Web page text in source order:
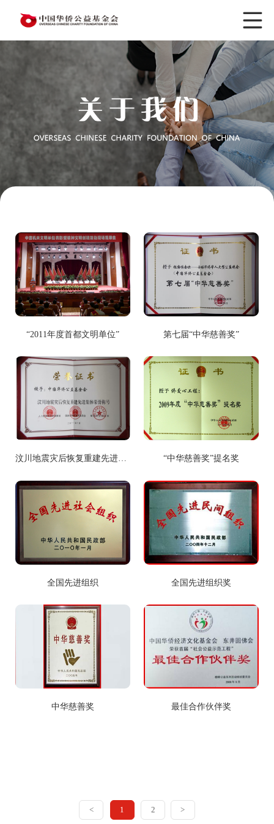
“2011年度首都文明单位” 第七届“中华慈善奖”
汶川地震灾后恢复重建先进集体 “中华慈善奖”提名奖
全国先进组织 全国先进组织奖
中华慈善奖 最佳合作伙伴奖
< 1 2 >